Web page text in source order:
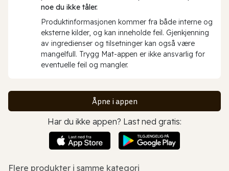
noe du ikke tåler.
Produktinformasjonen kommer fra både interne og
eksterne kilder, og kan inneholde feil. Gjenkjenning
av ingredienser og tilsetninger kan også være
mangelfull. Trygg Mat-appen er ikke ansvarlig for
eventuelle feil og mangler.
Åpne i appen
Har du ikke appen? Last ned gratis:
Flere produkter i samme kategori